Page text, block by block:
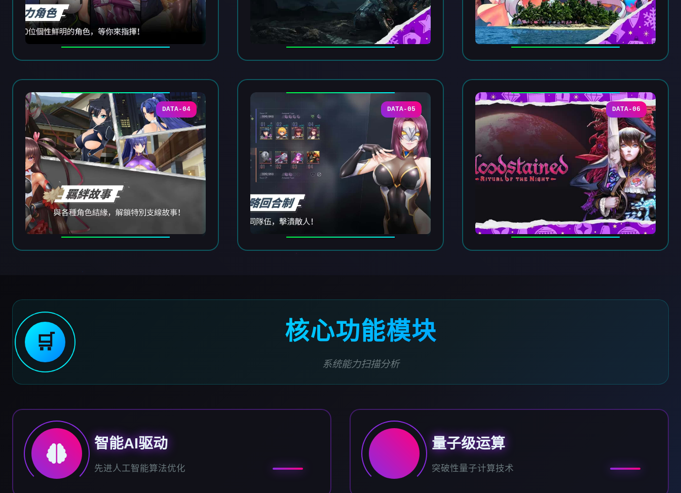
DATA-04 DATA-05 DATA-06
🛒 核心功能模块
系统能力扫描分析
智能AI驱动
先进人工智能算法优化
量子级运算
突破性量子计算技术